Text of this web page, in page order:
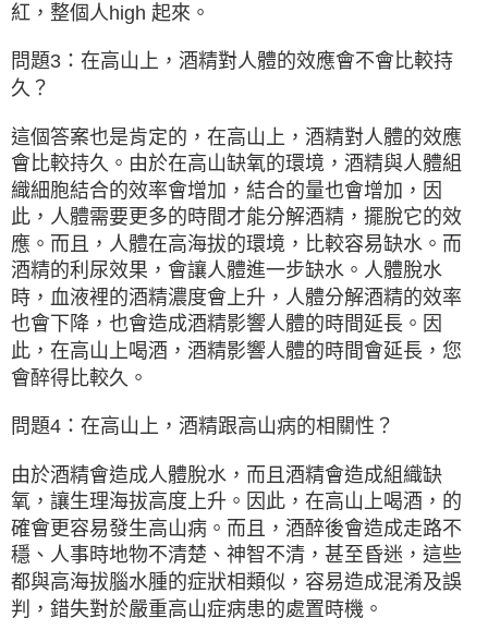
紅，整個人high 起來。
問題3：在高山上，酒精對人體的效應會不會比較持
久？
這個答案也是肯定的，在高山上，酒精對人體的效應
會比較持久。由於在高山缺氧的環境，酒精與人體組
織細胞結合的效率會增加，結合的量也會增加，因
此，人體需要更多的時間才能分解酒精，擺脫它的效
應。而且，人體在高海拔的環境，比較容易缺水。而
酒精的利尿效果，會讓人體進一步缺水。人體脫水
時，血液裡的酒精濃度會上升，人體分解酒精的效率
也會下降，也會造成酒精影響人體的時間延長。因
此，在高山上喝酒，酒精影響人體的時間會延長，您
會醉得比較久。
問題4：在高山上，酒精跟高山病的相關性？
由於酒精會造成人體脫水，而且酒精會造成組織缺
氧，讓生理海拔高度上升。因此，在高山上喝酒，的
確會更容易發生高山病。而且，酒醉後會造成走路不
穩、人事時地物不清楚、神智不清，甚至昏迷，這些
都與高海拔腦水腫的症狀相類似，容易造成混淆及誤
判，錯失對於嚴重高山症病患的處置時機。